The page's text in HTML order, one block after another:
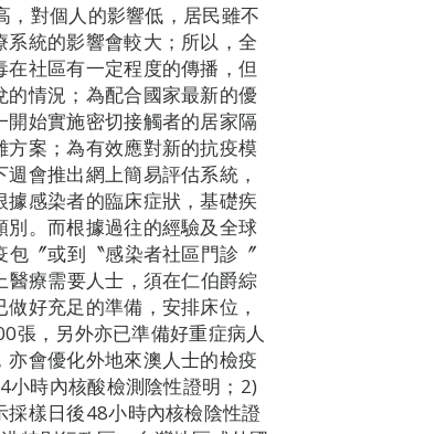
對個人的影響低，居民雖不
統的影響會較大；所以，全
社區有一定程度的傳播，但
情況；為配合國家最新的優
始實施密切接觸者的居家隔
案；為有效應對新的抗疫模
會推出網上簡易評估系統，
感染者的臨床症狀，基礎疾
。而根據過往的經驗及全球
〞或到〝感染者社區門診〞
療需要人士，須在仁伯爵綜
好充足的準備，安排床位，
張，另外亦已準備好重症病人
會優化外地來澳人士的檢疫
時內核酸檢測陰性證明；2)
樣日後48小時內核檢陰性證